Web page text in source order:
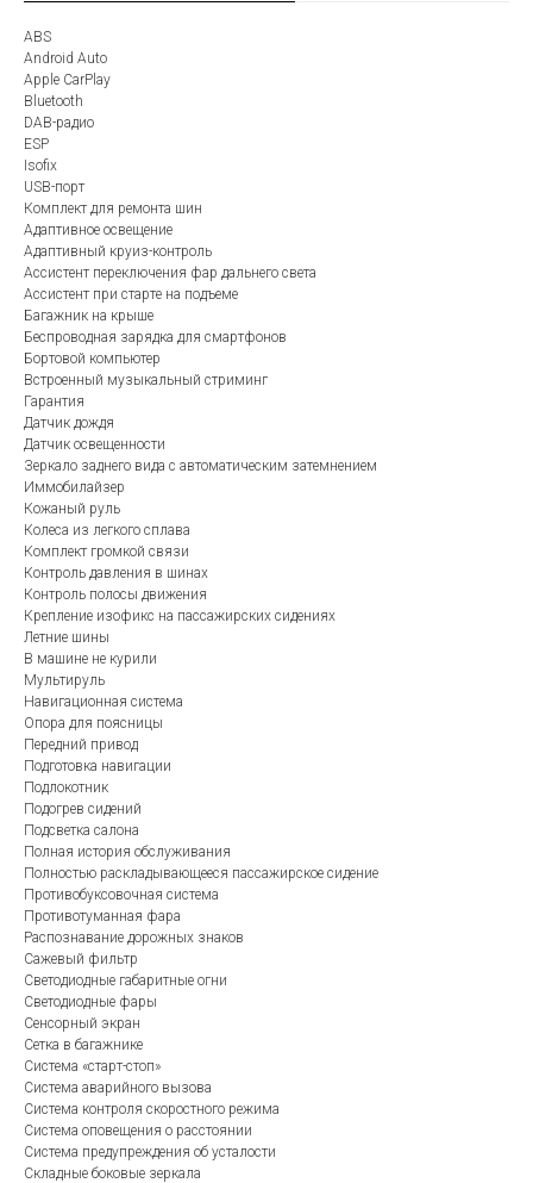
ABS
Android Auto
Apple CarPlay
Bluetooth
DAB-радио
ESP
Isofix
USB-порт
Комплект для ремонта шин
Адаптивное освещение
Адаптивный круиз-контроль
Ассистент переключения фар дальнего света
Ассистент при старте на подъеме
Багажник на крыше
Беспроводная зарядка для смартфонов
Бортовой компьютер
Встроенный музыкальный стриминг
Гарантия
Датчик дождя
Датчик освещенности
Зеркало заднего вида с автоматическим затемнением
Иммобилайзер
Кожаный руль
Колеса из легкого сплава
Комплект громкой связи
Контроль давления в шинах
Контроль полосы движения
Крепление изофикс на пассажирских сидениях
Летние шины
В машине не курили
Мультируль
Навигационная система
Опора для поясницы
Передний привод
Подготовка навигации
Подлокотник
Подогрев сидений
Подсветка салона
Полная история обслуживания
Полностью раскладывающееся пассажирское сидение
Противобуксовочная система
Противотуманная фара
Распознавание дорожных знаков
Сажевый фильтр
Светодиодные габаритные огни
Светодиодные фары
Сенсорный экран
Сетка в багажнике
Система «старт-стоп»
Система аварийного вызова
Система контроля скоростного режима
Система оповещения о расстоянии
Система предупреждения об усталости
Складные боковые зеркала